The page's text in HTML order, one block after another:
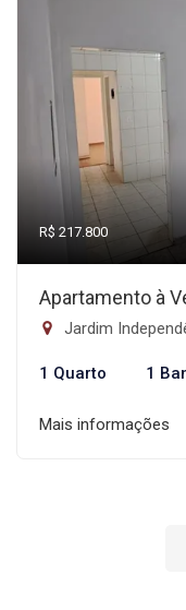
R$ 217.800
Apartamento à
Jardim
1 Quarto 1
Mais informações